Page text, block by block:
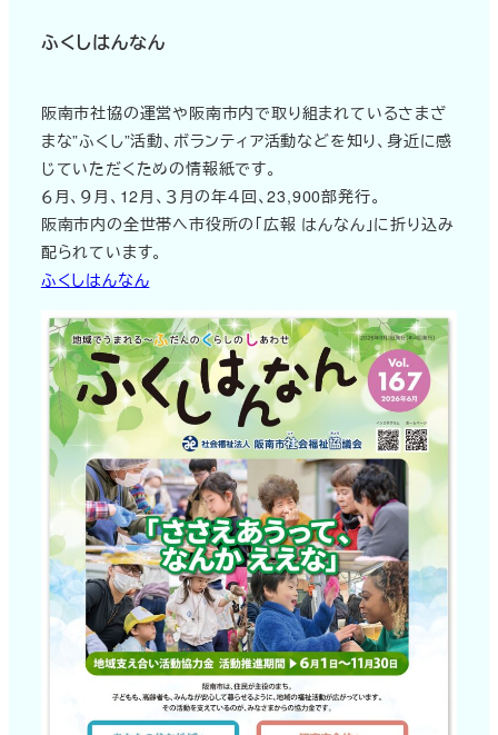
ふくしはんなん
阪南市社協の運営や阪南市内で取り組まれているさまざ
まな”ふくし”活動、ボランティア活動などを知り、身近に感
じていただくための情報紙です。
６月、９月、12月、３月の年４回、23,900部発行。
阪南市内の全世帯へ市役所の「広報 はんなん」に折り込み
配られています。
ふくしはんなん